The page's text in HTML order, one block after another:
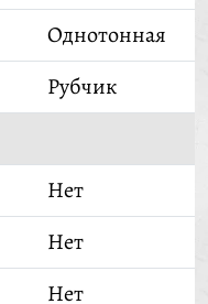
Однотонная
Рубчик
Нет
Нет
Нет